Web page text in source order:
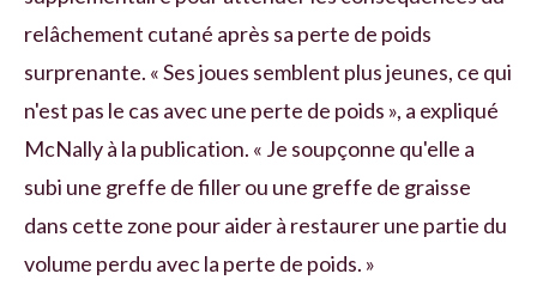
relâchement cutané après sa perte de poids
surprenante. « Ses joues semblent plus jeunes, ce qui
n'est pas le cas avec une perte de poids », a expliqué
McNally à la publication. « Je soupçonne qu'elle a
subi une greffe de filler ou une greffe de graisse
dans cette zone pour aider à restaurer une partie du
volume perdu avec la perte de poids. »